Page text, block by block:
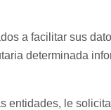
a facilitar sus
determinada
entidades, le